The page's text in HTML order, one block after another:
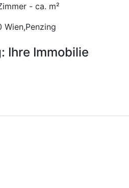
- ca. m²
Wien,Penzing
Ihre Immobilie